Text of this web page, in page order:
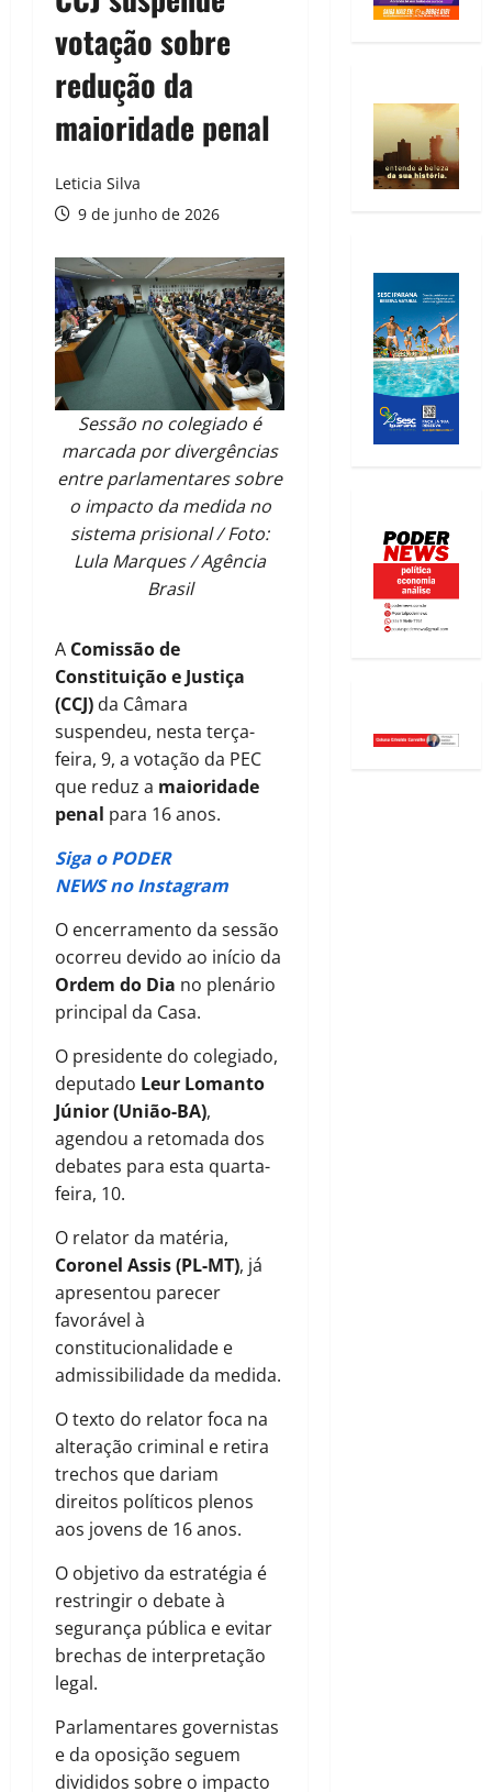
votação sobre
redução da
maioridade penal
Leticia Silva
9 de junho de 2026
Sessão no colegiado é
marcada por divergências
entre parlamentares sobre
o impacto da medida no
sistema prisional / Foto:
Lula Marques / Agência
Brasil
A Comissão de
Constituição e Justiça
(CCJ) da Câmara
suspendeu, nesta terça-
feira, 9, a votação da PEC
que reduz a maioridade
penal para 16 anos.
Siga o PODER
NEWS no Instagram
O encerramento da sessão
ocorreu devido ao início da
Ordem do Dia no plenário
principal da Casa.
O presidente do colegiado,
deputado Leur Lomanto
Júnior (União-BA),
agendou a retomada dos
debates para esta quarta-
feira, 10.
O relator da matéria,
Coronel Assis(PL-MT), já
apresentou parecer
favorável à
constitucionalidade e
admissibilidade da medida.
O texto do relator foca na
alteração criminal e retira
trechos que dariam
direitos políticos plenos
aos jovens de 16 anos.
O objetivo da estratégia é
restringir o debate à
segurança pública e evitar
brechas de interpretação
legal.
Parlamentares governistas
e da oposição seguem
divididos sobre o impacto